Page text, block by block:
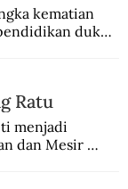
kematian
dukun
Ratu
menjadi
dan Mesir